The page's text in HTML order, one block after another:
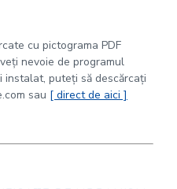
cu pictograma PDF
nevoie de programul
instalat, puteţi să descărcaţi
sau [ direct de aici ]